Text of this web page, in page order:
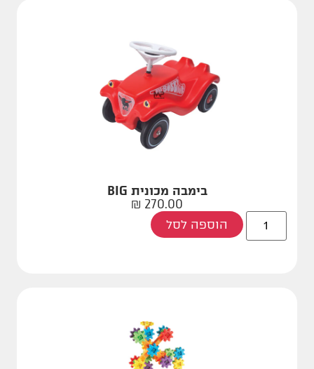
בימבה מכונית BIG
270.00
₪
הוספה לסל